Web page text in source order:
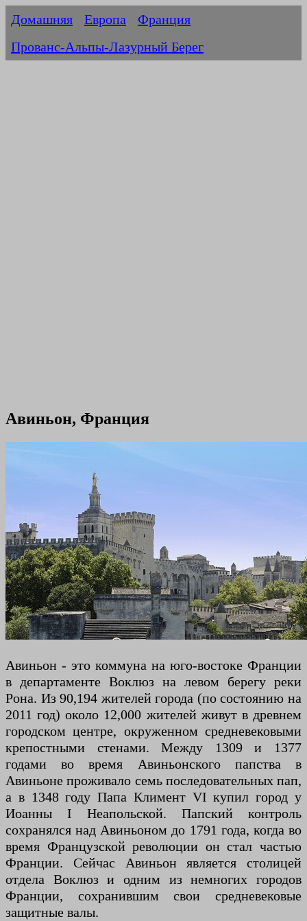
Домашняя Европа
Франция
Прованс-Альпы-Лазурный Берег
Авиньон, Франция
Авиньон - это коммуна на юго-востоке Франции
в департаменте Воклюз на левом берегу реки
Рона. Из 90,194 жителей города (по состоянию на
2011 год) около 12,000 жителей живут в древнем
городском центре, окруженном средневековыми
крепостными стенами. Между 1309 и 1377
годами во время Авиньонского папства в
Авиньоне проживало семь последовательных пап,
а в 1348 году Папа Климент VI купил город у
Иоанны I Неапольской. Папский контроль
сохранялся над Авиньоном до 1791 года, когда во
время Французской революции он стал частью
Франции. Сейчас Авиньон является столицей
отдела Воклюз и одним из немногих городов
Франции, сохранившим свои средневековые
защитные валы.